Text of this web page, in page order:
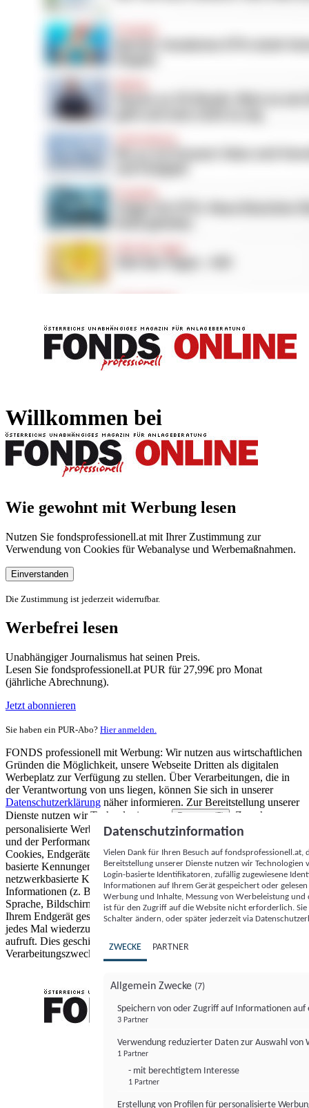
Willkommen bei
Wie gewohnt mit Werbung lesen
Nutzen Sie fondsprofessionell.at mit Ihrer Zustimmung zur
Verwendung von Cookies für Webanalyse und Werbemaßnahmen.
Einverstanden
Die Zustimmung ist jederzeit widerrufbar.
Werbefrei lesen
Unabhängiger Journalismus hat seinen Preis.
Lesen Sie fondsprofessionell.at PUR für 27,99€ pro Monat
(jährliche Abrechnung).
Jetzt abonnieren
Sie haben ein PUR-Abo? Hier anmelden.
FONDS professionell mit Werbung: Wir nutzen aus wirtschaftlichen
Gründen die Möglichkeit, unsere Webseite Dritten als digitalen
Werbeplatz zur Verfügung zu stellen. Über Verarbeitungen, die in
der Verantwortung von uns liegen, können Sie sich in unserer
Datenschutzerklärung näher informieren. Zur Bereitstellung unserer
Dienste nutzen wir Technologien von
Partnern (5)
. Zwecke:
personalisierte Werbung und Inhalte, Messung von Werbeleistung
und der Performance von Inhalten sowie Zielgruppenforschung.
Cookies, Endgeräte- oder ähnliche Online-Kennungen (z. B. login-
basierte Kennungen, zufällig generierte Kennungen,
netzwerkbasierte Kennungen) können zusammen mit anderen
Informationen (z. B. Browsertyp und Browserinformationen,
Sprache, Bildschirmgröße, unterstützte Technologien usw.) auf
Ihrem Endgerät gespeichert oder von dort ausgelesen werden, um es
jedes Mal wiederzuerkennen, wenn es eine App oder einer Webseite
aufruft. Dies geschieht für einen oder mehrere der hier aufgeführten
Verarbeitungszwecke.
Datenschutzinformation
Vielen Dank für Ihren Besuch auf
Bereitstellung unserer Dienste nutzen wir Technologien
Login-basierte Identifikatoren, zufällig zugewiesene
Informationen auf Ihrem Gerät gespeichert oder
Werbung und Inhalte, Messung von Werbeleistung
ist für den Zugriff auf die Website nicht erforderlich.
Schalter ändern, oder später jederzeit via
ZWECKE PARTNER
Allgemein Zwecke (7)
Speichern von oder Zugriff auf Informationen auf
3 Partner
Verwendung reduzierter Daten zur Auswahl von
1 Partner
- mit berechtigtem Interesse
1 Partner
Erstellung von Profilen für personalisierte
FONDS professionell